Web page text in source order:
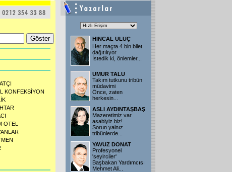
KONFEKSİYON
OTEL
HINCAL ULUÇ
Her maçta 4 bin bilet
dağıtılıyor
İstedik ki, önlemler...
UMUR TALU
Takım tutkunu tribün
müdavimi
Önce, zaten
herkesin
ASLI AYDINTAŞBAŞ
Mazeretimiz var
asabiyiz biz!
Sorun yalnız
tribünlerde
YAVUZ DONAT
Profesyonel
'seyirciler'
Başbakan Yardımcısı
Mehmet Ali